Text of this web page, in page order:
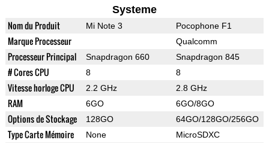
Systeme
Nom du Produit Mi Note 3 Pocophone F1
Marque Processeur Qualcomm
Processeur Principal Snapdragon 660 Snapdragon 845
# Cores CPU 8 8
Vitesse horloge CPU 2.2 GHz 2.8 GHz
RAM 6GO 6GO/8GO
Options de Stockage 128GO 64GO/128GO/256GO
Type Carte Mémoire None MicroSDXC